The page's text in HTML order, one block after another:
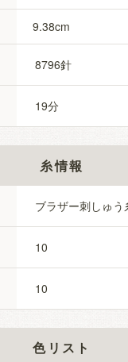
9.38
8796
19
糸情報
ブラザー刺しゅう
10
10
色リスト